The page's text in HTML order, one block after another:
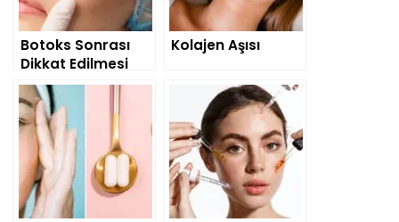
Botoks Sonrası
Dikkat Edilmesi
Gereken 10 Şey
Kolajen Aşısı